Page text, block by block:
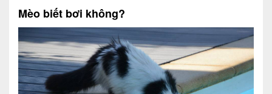
Mèo biết bơi không?